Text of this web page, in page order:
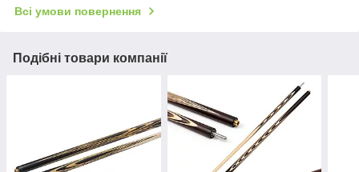
Всі умови повернення
Подібні товари компанії